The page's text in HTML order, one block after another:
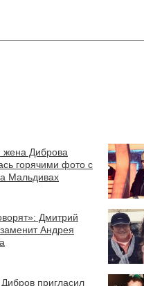
Диброва
горячими фото с
Мальдивах
Дмитрий
Андрея
пригласил